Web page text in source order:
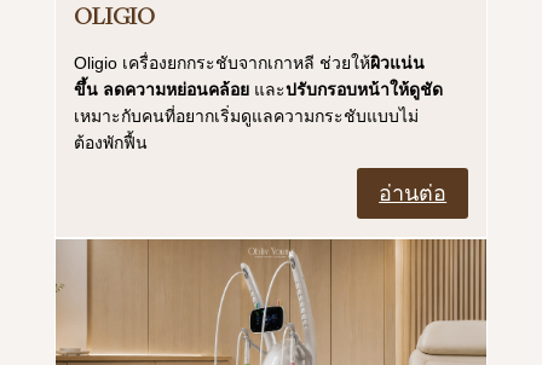
OLIGIO
Oligio เครื่องยกกระชับจากเกาหลี ช่วยให้ผิวแน่น
ขึ้น ลดความหย่อนคล้อยและปรับกรอบหน้าให้ดูชัด
เหมาะกับคนที่อยากเริ่มดูแลความกระชับแบบไม่
ต้องพักฟื้น
อ่านต่อ